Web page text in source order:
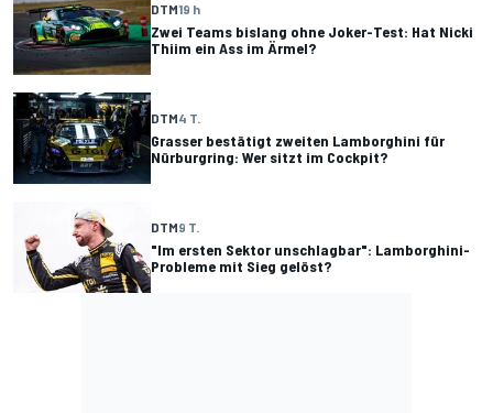
DTM19 h
Zwei Teams bislang ohne Joker-Test: Hat Nicki
Thiim ein Ass im Ärmel?
DTM4 T.
Grasser bestätigt zweiten Lamborghini für
Nürburgring: Wer sitzt im Cockpit?
DTM9 T.
"Im ersten Sektor unschlagbar": Lamborghini-
Probleme mit Sieg gelöst?